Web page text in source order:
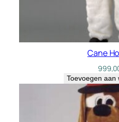
Cane
Toevoegen aan